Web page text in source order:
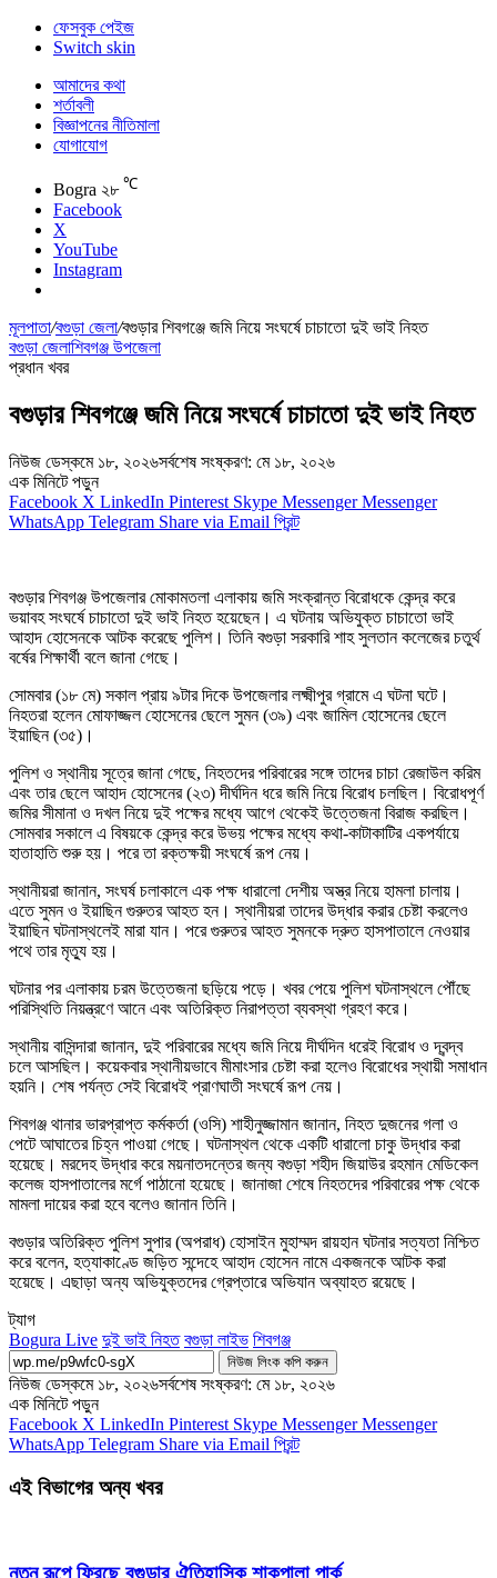
ফেসবুক পেইজ
Switch skin
আমাদের কথা
শর্তাবলী
বিজ্ঞাপনের নীতিমালা
যোগাযোগ
Bogra ২৮ ℃
Facebook
X
YouTube
Instagram
মূলপাতা/বগুড়া জেলা/বগুড়ার শিবগঞ্জে জমি নিয়ে সংঘর্ষে চাচাতো দুই ভাই নিহত
বগুড়া জেলাশিবগঞ্জ উপজেলা
প্রধান খবর
বগুড়ার শিবগঞ্জে জমি নিয়ে সংঘর্ষে চাচাতো দুই ভাই নিহত
নিউজ ডেস্কমে ১৮, ২০২৬সর্বশেষ সংষ্করণ: মে ১৮, ২০২৬
এক মিনিটে পড়ুন
Facebook X LinkedIn Pinterest Skype Messenger Messenger
WhatsApp Telegram Share via Email প্রিন্ট
বগুড়ার শিবগঞ্জ উপজেলার মোকামতলা এলাকায় জমি সংক্রান্ত বিরোধকে কেন্দ্র করে
ভয়াবহ সংঘর্ষে চাচাতো দুই ভাই নিহত হয়েছেন। এ ঘটনায় অভিযুক্ত চাচাতো ভাই
আহাদ হোসেনকে আটক করেছে পুলিশ। তিনি বগুড়া সরকারি শাহ সুলতান কলেজের চতুর্থ
বর্ষের শিক্ষার্থী বলে জানা গেছে।
সোমবার (১৮ মে) সকাল প্রায় ৯টার দিকে উপজেলার লক্ষ্মীপুর গ্রামে এ ঘটনা ঘটে।
নিহতরা হলেন মোফাজ্জল হোসেনের ছেলে সুমন (৩৯) এবং জামিল হোসেনের ছেলে
ইয়াছিন (৩৫)।
পুলিশ ও স্থানীয় সূত্রে জানা গেছে, নিহতদের পরিবারের সঙ্গে তাদের চাচা রেজাউল করিম
এবং তার ছেলে আহাদ হোসেনের (২৩) দীর্ঘদিন ধরে জমি নিয়ে বিরোধ চলছিল। বিরোধপূর্ণ
জমির সীমানা ও দখল নিয়ে দুই পক্ষের মধ্যে আগে থেকেই উত্তেজনা বিরাজ করছিল।
সোমবার সকালে এ বিষয়কে কেন্দ্র করে উভয় পক্ষের মধ্যে কথা-কাটাকাটির একপর্যায়ে
হাতাহাতি শুরু হয়। পরে তা রক্তক্ষয়ী সংঘর্ষে রূপ নেয়।
স্থানীয়রা জানান, সংঘর্ষ চলাকালে এক পক্ষ ধারালো দেশীয় অস্ত্র নিয়ে হামলা চালায়।
এতে সুমন ও ইয়াছিন গুরুতর আহত হন। স্থানীয়রা তাদের উদ্ধার করার চেষ্টা করলেও
ইয়াছিন ঘটনাস্থলেই মারা যান। পরে গুরুতর আহত সুমনকে দ্রুত হাসপাতালে নেওয়ার
পথে তার মৃত্যু হয়।
ঘটনার পর এলাকায় চরম উত্তেজনা ছড়িয়ে পড়ে। খবর পেয়ে পুলিশ ঘটনাস্থলে পৌঁছে
পরিস্থিতি নিয়ন্ত্রণে আনে এবং অতিরিক্ত নিরাপত্তা ব্যবস্থা গ্রহণ করে।
স্থানীয় বাসিন্দারা জানান, দুই পরিবারের মধ্যে জমি নিয়ে দীর্ঘদিন ধরেই বিরোধ ও দ্বন্দ্ব
চলে আসছিল। কয়েকবার স্থানীয়ভাবে মীমাংসার চেষ্টা করা হলেও বিরোধের স্থায়ী সমাধান
হয়নি। শেষ পর্যন্ত সেই বিরোধই প্রাণঘাতী সংঘর্ষে রূপ নেয়।
শিবগঞ্জ থানার ভারপ্রাপ্ত কর্মকর্তা (ওসি) শাহীনুজ্জামান জানান, নিহত দুজনের গলা ও
পেটে আঘাতের চিহ্ন পাওয়া গেছে। ঘটনাস্থল থেকে একটি ধারালো চাকু উদ্ধার করা
হয়েছে। মরদেহ উদ্ধার করে ময়নাতদন্তের জন্য বগুড়া শহীদ জিয়াউর রহমান মেডিকেল
কলেজ হাসপাতালের মর্গে পাঠানো হয়েছে। জানাজা শেষে নিহতদের পরিবারের পক্ষ থেকে
মামলা দায়ের করা হবে বলেও জানান তিনি।
বগুড়ার অতিরিক্ত পুলিশ সুপার (অপরাধ) হোসাইন মুহাম্মদ রায়হান ঘটনার সত্যতা নিশ্চিত
করে বলেন, হত্যাকাণ্ডে জড়িত সন্দেহে আহাদ হোসেন নামে একজনকে আটক করা
হয়েছে। এছাড়া অন্য অভিযুক্তদের গ্রেপ্তারে অভিযান অব্যাহত রয়েছে।
ট্যাগ
Bogura Live দুই ভাই নিহত বগুড়া লাইভ শিবগঞ্জ
নিউজ লিংক কপি করুন
নিউজ ডেস্কমে ১৮, ২০২৬সর্বশেষ সংষ্করণ: মে ১৮, ২০২৬
এক মিনিটে পড়ুন
Facebook X LinkedIn Pinterest Skype Messenger Messenger
WhatsApp Telegram Share via Email প্রিন্ট
এই বিভাগের অন্য খবর
নতুন রূপে ফিরছে বগুড়ার ঐতিহাসিক শাকপালা পার্ক